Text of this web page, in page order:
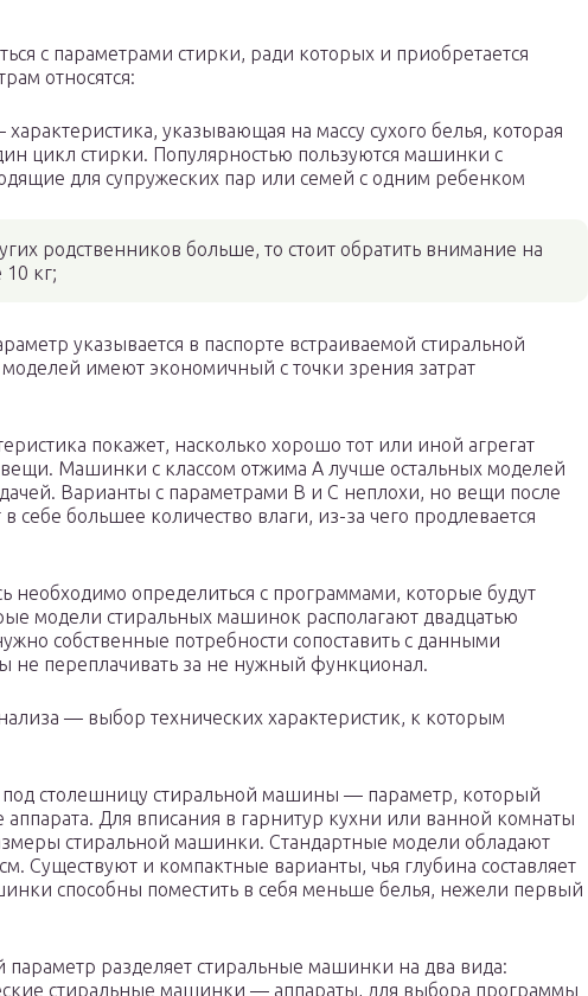
с параметрами стирки, ради которых и приобретается
относятся:
указывающая на массу сухого белья, которая
цикл стирки. Популярностью пользуются машинки с
для супружеских пар или семей с одним ребенком
родственников больше, то стоит обратить внимание на
10 кг;
указывается в паспорте встраиваемой стиральной
имеют экономичный с точки зрения затрат
покажет, насколько хорошо тот или иной агрегат
Машинки с классом отжима А лучше остальных моделей
Варианты с параметрами В и С неплохи, но вещи после
себе большее количество влаги, из-за чего продлевается
необходимо определиться с программами, которые будут
модели стиральных машинок располагают двадцатью
собственные потребности сопоставить с данными
не переплачивать за не нужный функционал.
— выбор технических характеристик, к которым
под столешницу стиральной машины — параметр, который
аппарата. Для вписания в гарнитур кухни или ванной комнаты
стиральной машинки. Стандартные модели обладают
Существуют и компактные варианты, чья глубина составляет
способны поместить в себя меньше белья, нежели первый
разделяет стиральные машинки на два вида:
стиральные машинки — аппараты, для выбора программы